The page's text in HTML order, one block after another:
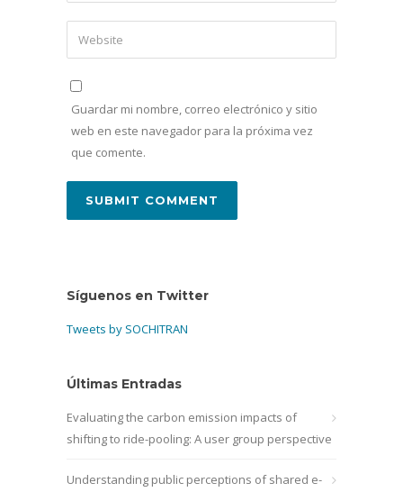
Guardar mi nombre, correo electrónico y sitio
web en este navegador para la próxima vez
que comente.
Síguenos en Twitter
Tweets by SOCHITRAN
Últimas Entradas
Evaluating the carbon emission impacts of
shifting to ride-pooling: A user group perspective
Understanding public perceptions of shared e-